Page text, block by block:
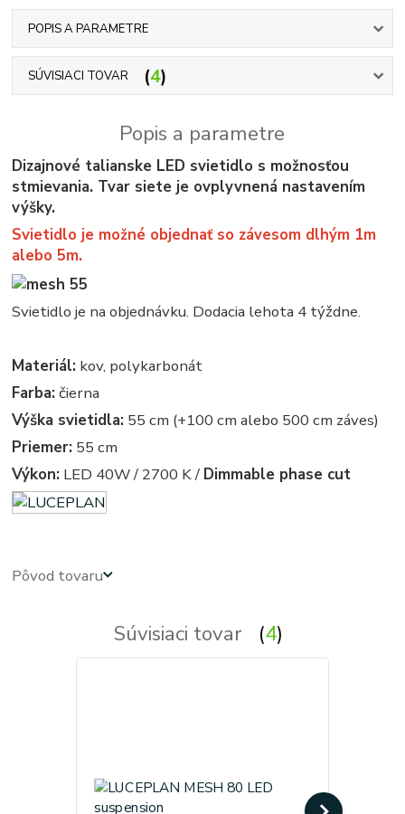
POPIS A PARAMETRE
SÚVISIACI TOVAR 4
Popis a parametre
Dizajnové talianske LED svietidlo s možnosťou
stmievania. Tvar siete je ovplyvnená nastavením
výšky.
Svietidlo je možné objednať so závesom dlhým 1m
alebo 5m.
Svietidlo je na objednávku. Dodacia lehota 4 týždne.
Materiál: kov, polykarbonát
Farba: čierna
Výška svietidla: 55 cm (+100 cm alebo 500 cm záves)
Priemer: 55 cm
Výkon: LED 40W / 2700 K / Dimmable phase cut
Pôvod tovaru
Súvisiaci tovar 4